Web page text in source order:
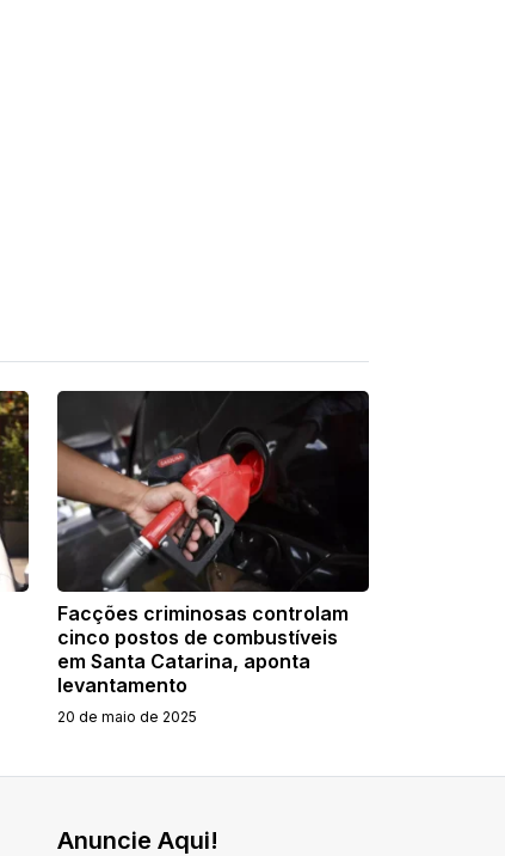
Facções criminosas controlam
cinco postos de combustíveis
em Santa Catarina, aponta
levantamento
20 de maio de 2025
Anuncie Aqui!